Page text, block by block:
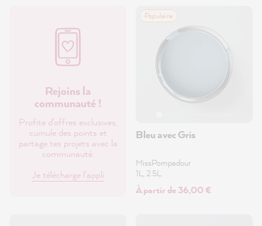
Rejoins la
communauté !
Profite d'offres exclusives,
cumule des points et
partage tes projets avec la
communauté.
Je télécharge l'appli
Populaire
Bleu avec Gris
MissPompadour
1L, 2.5L
À partir de 36,00 €